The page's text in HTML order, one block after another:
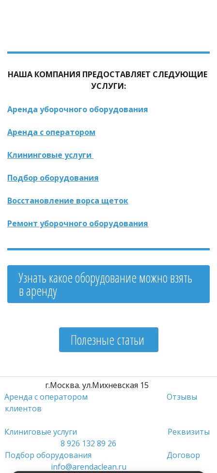
НАША КОМПАНИЯ ПРЕДОСТАВЛЯЕТ СЛЕДУЮЩИЕ
УСЛУГИ:
Аренда уборочного оборудования
Аренда с оператором
Клининговые услуги
Подбор оборудования
Восстановление ворса щеток
Ремонт уборочного оборудования
Узнать какое оборудование можно взять
в аренду
Полезные статьи
Аренда с оператором
Отзывы
клиентов
Клиниговые услуги
Реквизиты
8 926 132 89 26
Подбор оборудования
Договор
info@arendaclean.ru